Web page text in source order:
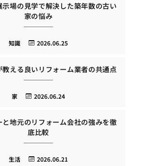
示場の見学で解決した築年数の古い
家の悩み
2026.06.25
知識
える良いリフォーム業者の共通点
2026.06.24
家
地元のリフォーム会社の強みを徹
底比較
2026.06.21
生活